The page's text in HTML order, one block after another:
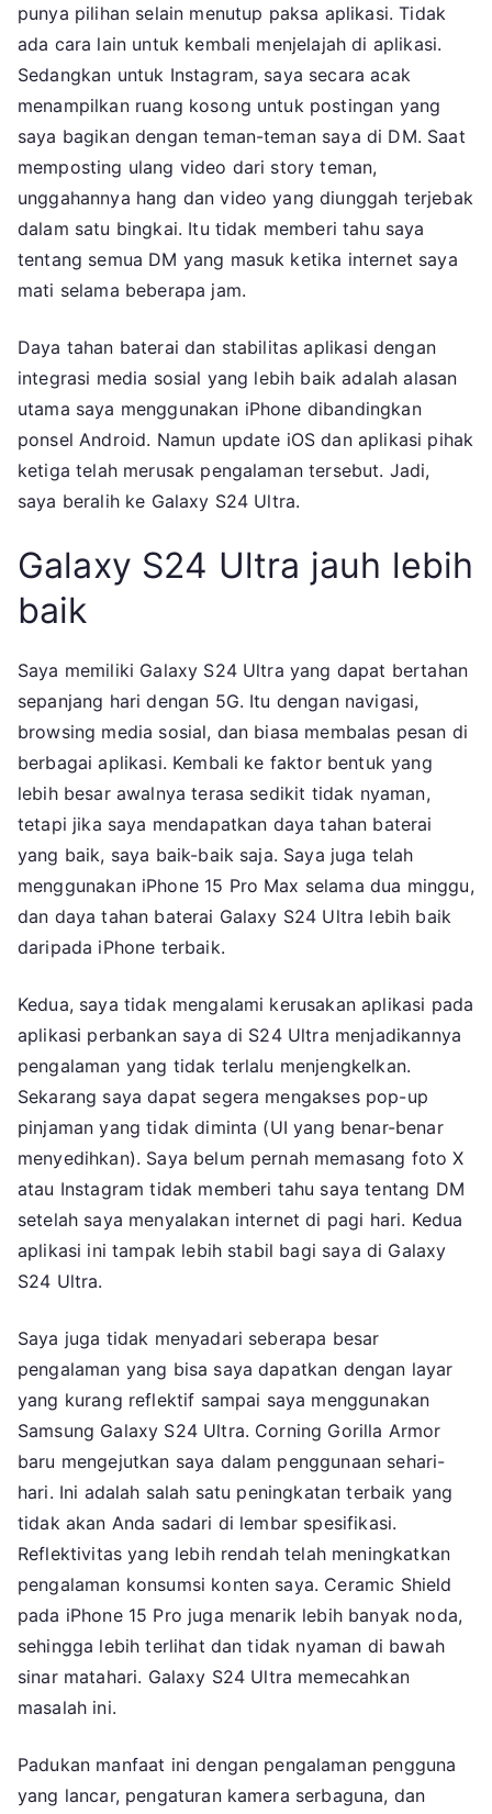
punya pilihan selain menutup paksa aplikasi. Tidak
ada cara lain untuk kembali menjelajah di aplikasi.
Sedangkan untuk Instagram, saya secara acak
menampilkan ruang kosong untuk postingan yang
saya bagikan dengan teman-teman saya di DM. Saat
memposting ulang video dari story teman,
unggahannya hang dan video yang diunggah terjebak
dalam satu bingkai. Itu tidak memberi tahu saya
tentang semua DM yang masuk ketika internet saya
mati selama beberapa jam.
Daya tahan baterai dan stabilitas aplikasi dengan
integrasi media sosial yang lebih baik adalah alasan
utama saya menggunakan iPhone dibandingkan
ponsel Android. Namun update iOS dan aplikasi pihak
ketiga telah merusak pengalaman tersebut. Jadi,
saya beralih ke Galaxy S24 Ultra.
Galaxy S24 Ultra jauh lebih
baik
Saya memiliki Galaxy S24 Ultra yang dapat bertahan
sepanjang hari dengan 5G. Itu dengan navigasi,
browsing media sosial, dan biasa membalas pesan di
berbagai aplikasi. Kembali ke faktor bentuk yang
lebih besar awalnya terasa sedikit tidak nyaman,
tetapi jika saya mendapatkan daya tahan baterai
yang baik, saya baik-baik saja. Saya juga telah
menggunakan iPhone 15 Pro Max selama dua minggu,
dan daya tahan baterai Galaxy S24 Ultra lebih baik
daripada iPhone terbaik.
Kedua, saya tidak mengalami kerusakan aplikasi pada
aplikasi perbankan saya di S24 Ultra menjadikannya
pengalaman yang tidak terlalu menjengkelkan.
Sekarang saya dapat segera mengakses pop-up
pinjaman yang tidak diminta (UI yang benar-benar
menyedihkan). Saya belum pernah memasang foto X
atau Instagram tidak memberi tahu saya tentang DM
setelah saya menyalakan internet di pagi hari. Kedua
aplikasi ini tampak lebih stabil bagi saya di Galaxy
S24 Ultra.
Saya juga tidak menyadari seberapa besar
pengalaman yang bisa saya dapatkan dengan layar
yang kurang reflektif sampai saya menggunakan
Samsung Galaxy S24 Ultra. Corning Gorilla Armor
baru mengejutkan saya dalam penggunaan sehari-
hari. Ini adalah salah satu peningkatan terbaik yang
tidak akan Anda sadari di lembar spesifikasi.
Reflektivitas yang lebih rendah telah meningkatkan
pengalaman konsumsi konten saya. Ceramic Shield
pada iPhone 15 Pro juga menarik lebih banyak noda,
sehingga lebih terlihat dan tidak nyaman di bawah
sinar matahari. Galaxy S24 Ultra memecahkan
masalah ini.
Padukan manfaat ini dengan pengalaman pengguna
yang lancar, pengaturan kamera serbaguna, dan